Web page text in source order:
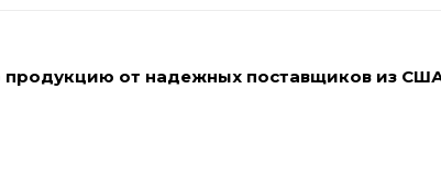
от надежных поставщиков из